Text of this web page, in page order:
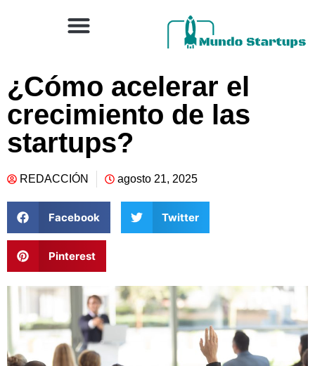
¿Cómo acelerar el
crecimiento de las
startups?
REDACCIÓN agosto 21, 2025
Facebook Twitter
Pinterest